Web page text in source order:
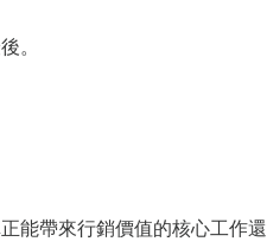
。
能帶來行銷價值的核心工作